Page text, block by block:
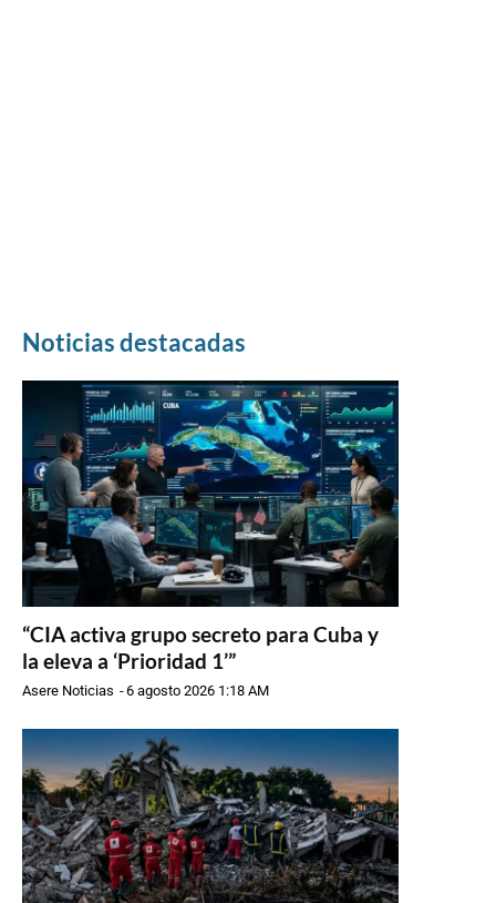
Noticias destacadas
“CIA activa grupo secreto para Cuba y
la eleva a ‘Prioridad 1’”
Asere Noticias -6 agosto 2026 1:18 AM